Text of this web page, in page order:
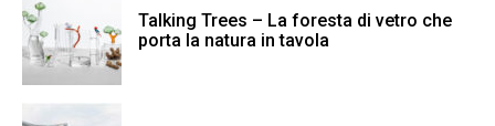
Talking Trees – La foresta di vetro che
porta la natura in tavola